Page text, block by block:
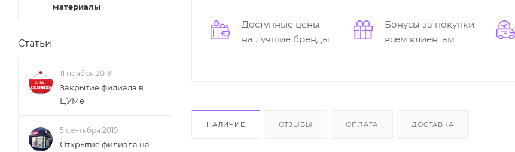
Доступные цены
на лучшие бренды
Бонусы за покупки
всем клиентам
НАЛИЧИЕ ОТЗЫВЫ ОПЛАТА ДОСТАВКА
материалы
Статьи
11 ноября 2019
Закрытие филиала в
ЦУМе
5 сентября 2019
Открытие филиала на